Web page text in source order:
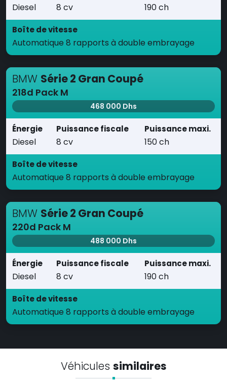
Diesel 8 cv 190 ch
Boîte de vitesse
Automatique 8 rapports à double embrayage
BMW Série 2 Gran Coupé
218d Pack M
468 000 Dhs
Énergie
Diesel
Puissance fiscale
8 cv
Puissance maxi.
150 ch
Boîte de vitesse
Automatique 8 rapports à double embrayage
BMW Série 2 Gran Coupé
220d Pack M
488 000 Dhs
Énergie
Diesel
Puissance fiscale
8 cv
Puissance maxi.
190 ch
Boîte de vitesse
Automatique 8 rapports à double embrayage
Véhicules similaires